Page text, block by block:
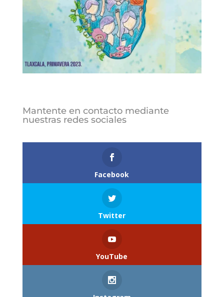
Mantente en contacto mediante
nuestras redes sociales
Facebook
Twitter
YouTube